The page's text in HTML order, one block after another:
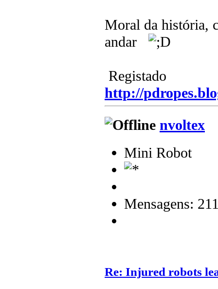
Moral da história,
andar
Registado
http://
nvoltex
Mini Robot
Mensagens:
Re: Injured robots